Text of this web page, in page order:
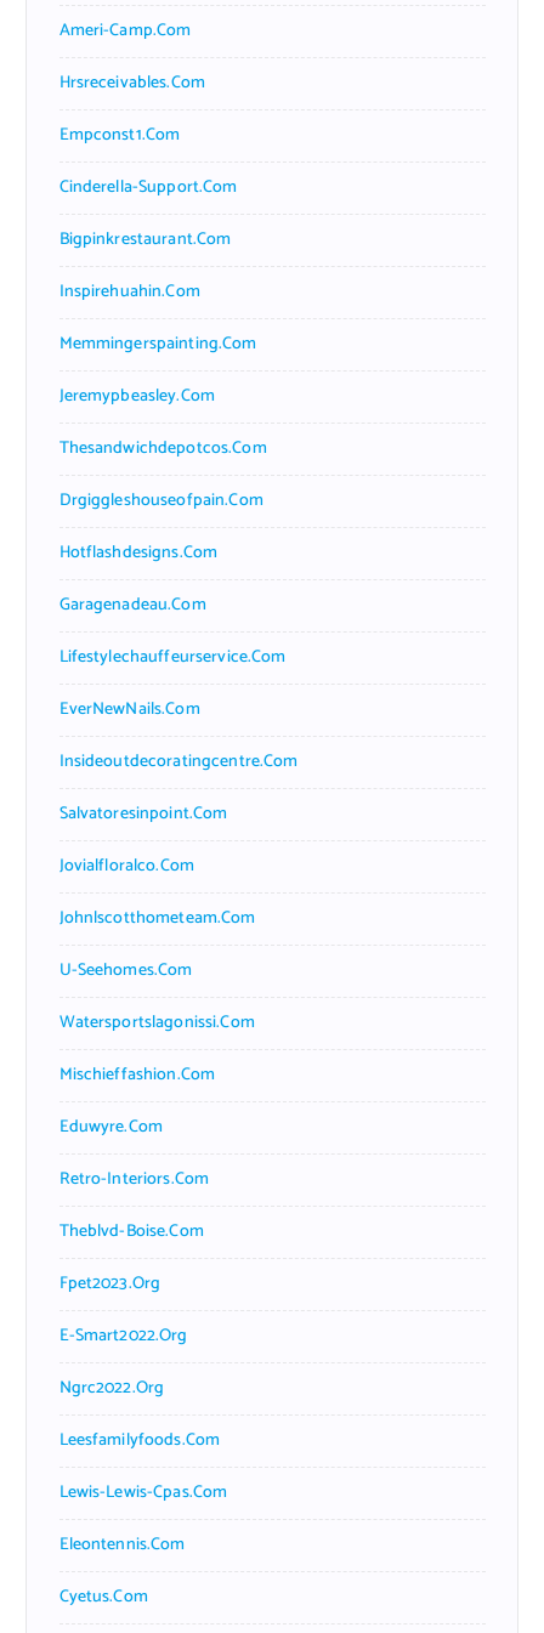
Ameri-Camp.com
Hrsreceivables.com
Empconst1.com
Cinderella-Support.com
Bigpinkrestaurant.com
Inspirehuahin.com
Memmingerspainting.com
Jeremypbeasley.com
Thesandwichdepotcos.com
Drgiggleshouseofpain.com
Hotflashdesigns.com
Garagenadeau.com
Lifestylechauffeurservice.com
EverNewNails.com
Insideoutdecoratingcentre.com
Salvatoresinpoint.com
Jovialfloralco.com
Johnlscotthometeam.com
U-Seehomes.com
Watersportslagonissi.com
Mischieffashion.com
Eduwyre.com
Retro-Interiors.com
Theblvd-Boise.com
Fpet2023.org
E-Smart2022.org
Ngrc2022.org
Leesfamilyfoods.com
Lewis-Lewis-Cpas.com
Eleontennis.com
Cyetus.com